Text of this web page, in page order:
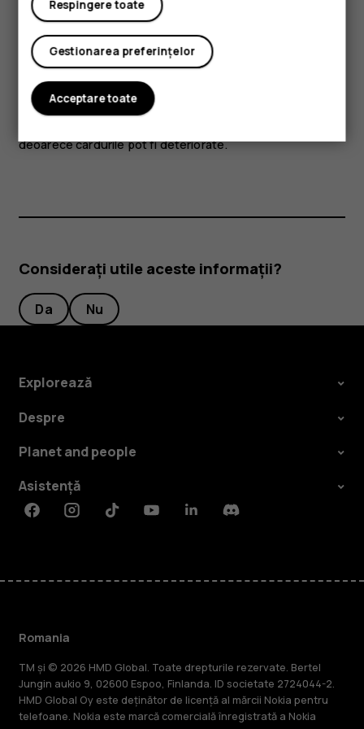
utilizate cu acest dispozitiv, aveți o grijă deosebită la
nivelul de volum.
Unele componente ale dispozitivului sunt magnetice.
Materialele metalice pot fi atrase de dispozitiv. Nu așezați
carduri de credit sau alte carduri cu bandă magnetică în
deoarece cardurile pot fi deteriorate.
Considerați utile aceste informații?
Da Nu
Explorează
Despre
Planet and people
Asistență
FacebookInstagramTiktokYoutubeLinkedinDiscord
Romania
TM și © 2026 HMD Global. Toate drepturile rezervate. Bertel
Jungin aukio 9, 02600 Espoo, Finlanda. ID societate 2724044-2.
HMD Global Oy este deținător de licență al mărcii Nokia pentru
telefoane. Nokia este marcă comercială înregistrată a Nokia
Respingere toate
Gestionarea preferințelor
Acceptare toate